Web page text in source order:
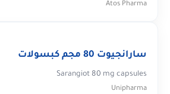
Atos Pharma
سارانجيوت 80 مجم كبسولات
Sarangiot 80 mg capsules
Unipharma